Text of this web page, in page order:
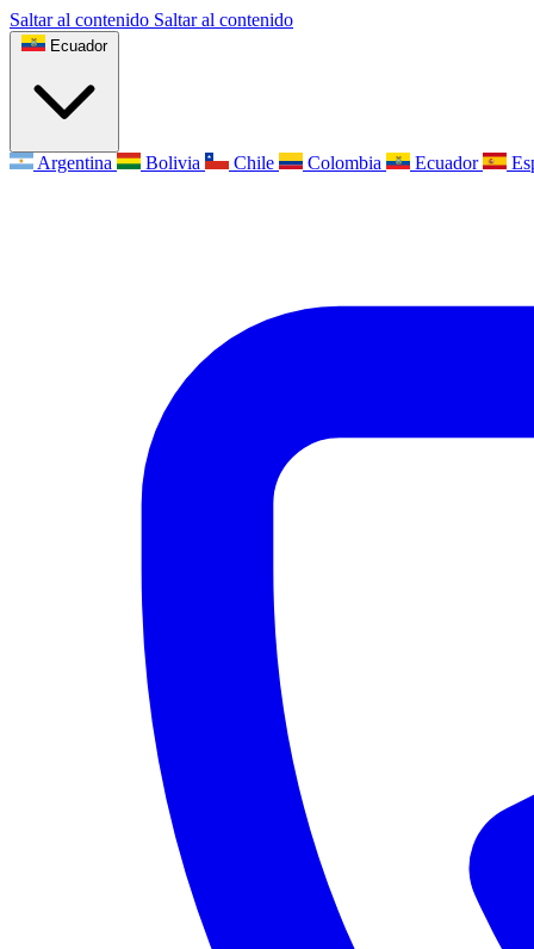
Saltar al contenido Saltar al contenido
Ecuador
Argentina Bolivia Chile Colombia Ecuador